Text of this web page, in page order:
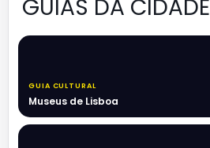
GUIAS DA CIDADE
GUIA CULTURAL
Museus de Lisboa